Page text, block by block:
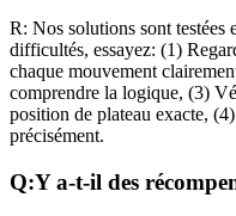
R: Nos solutions sont testées
difficultés, essayez: (1)
chaque mouvement
comprendre la logique, (3)
position de plateau exacte,
précisément.
Q:Y a-t-il des